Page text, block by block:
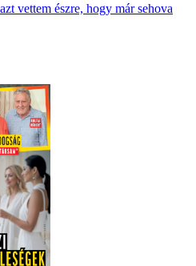
vettem észre, hogy már sehova